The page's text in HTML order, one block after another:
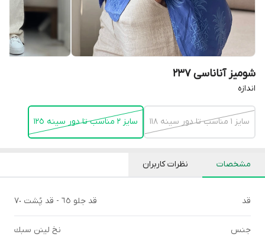
شومیز آناناسی 237
اندازه
سايز ١ مناسب تا دور سينه ١١٨ سايز ٢ مناسب تا دور سينه ١٢٥
مشخصات نظرات کاربران
قد قد جلو ٦٥ - قد پُشت ٧٠
جنس نخ لينن سبك